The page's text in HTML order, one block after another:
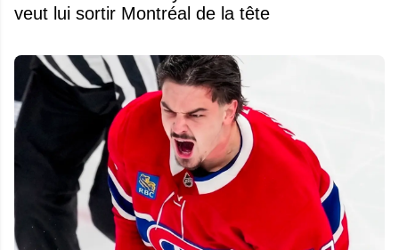
veut lui sortir Montréal de la tête